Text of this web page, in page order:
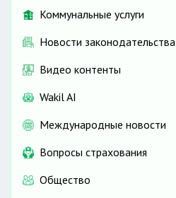
Коммунальные услуги
Новости законодательства
Видео контенты
Wakil AI
Международные новости
Вопросы страхования
Общество